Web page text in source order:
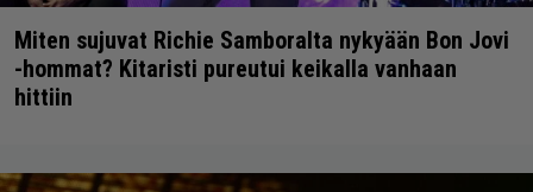
Miten sujuvat Richie Samboralta nykyään Bon Jovi
-hommat? Kitaristi pureutui keikalla vanhaan
hittiin